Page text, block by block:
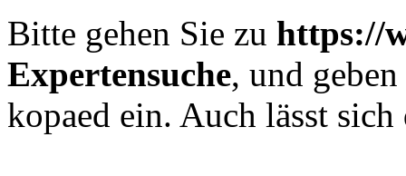
Bitte gehen Sie zu https://
Expertensuche, und
kopaed ein. Auch lässt